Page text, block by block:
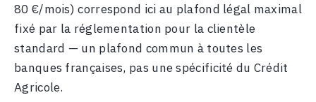
80 €/mois) correspond ici au plafond légal maximal
fixé par la réglementation pour la clientèle
standard — un plafond commun à toutes les
banques françaises, pas une spécificité du Crédit
Agricole.